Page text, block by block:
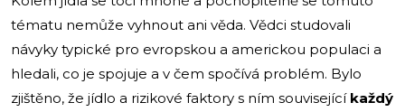
tématu nemůže vyhnout ani věda. Vědci studovali
návyky typické pro evropskou a americkou populaci a
hledali, co je spojuje a v čem spočívá problém. Bylo
zjištěno, že jídlo a rizikové faktory s ním souvisejícíkaždý